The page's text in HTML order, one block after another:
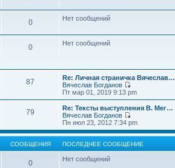
е
д
м
б
щ
н
и
ю
т
и
с
д
н
е
м
о
о
б
щ
е
н
ю
0 Нет сообщений
0 Нет сообщений
87
Re: Личная страничка Вячеслав…
Вячеслав Богданов
П
е
р
е
й
т
и
к
Пт мар 01, 2019 9:13 pm
79
Re: Тексты выступления В. Мег…
Вячеслав Богданов
П
е
р
е
й
Пн июл 23, 2012 7:34 pm
СООБЩЕНИЯ ПОСЛЕДНЕЕ СООБЩЕНИЕ
0 Нет сообщений